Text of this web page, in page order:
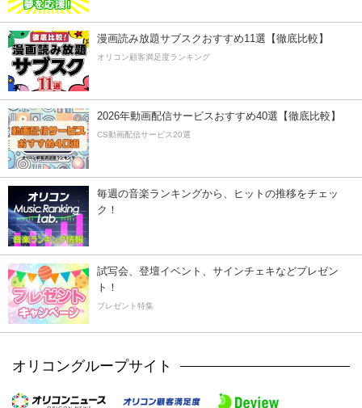
漫画読み放題サブスクおすすめ11選【徹底比較】
オリコン顧客満足度ランキング
2026年動画配信サービスおすすめ40選【徹底比較】
CS動画配信サービス20選
毎週の音楽ランキングから、ヒットの推移をチェッ
ク！
試写会、登壇イベント、サインチェキなどプレゼン
ト！
プレゼント特集
オリコングループサイト